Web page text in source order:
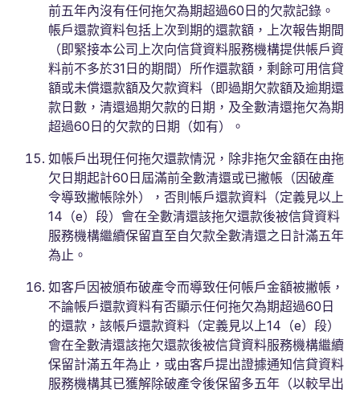
前五年內沒有任何拖欠為期超過60日的欠款記錄。
帳戶還款資料包括上次到期的還款額，上次報告期間
（即緊接本公司上次向信貸資料服務機構提供帳戶資
料前不多於31日的期間）所作還款額，剩餘可用信貸
額或未償還款額及欠款資料（即過期欠款額及逾期還
款日數，清還過期欠款的日期，及全數清還拖欠為期
超過60日的欠款的日期（如有）。
如帳戶出現任何拖欠還款情況，除非拖欠金額在由拖
欠日期起計60日屆滿前全數清還或已撇帳（因破產
令導致撇帳除外），否則帳戶還款資料（定義見以上
14（e）段）會在全數清還該拖欠還款後被信貸資料
服務機構繼續保留直至自欠款全數清還之日計滿五年
為止。
如客戶因被頒布破產令而導致任何帳戶金額被撇帳，
不論帳戶還款資料有否顯示任何拖欠為期超過60日
的還款，該帳戶還款資料（定義見以上14（e）段）
會在全數清還該拖欠還款後被信貸資料服務機構繼續
保留計滿五年為止，或由客戶提出證據通知信貸資料
服務機構其已獲解除破產令後保留多五年（以較早出